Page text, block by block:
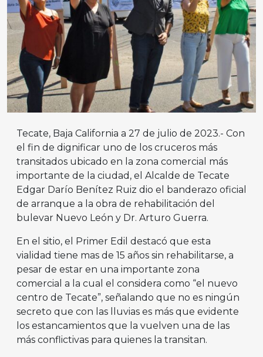
Tecate, Baja California a 27 de julio de 2023.- Con
el fin de dignificar uno de los cruceros más
transitados ubicado en la zona comercial más
importante de la ciudad, el Alcalde de Tecate
Edgar Darío Benítez Ruiz dio el banderazo oficial
de arranque a la obra de rehabilitación del
bulevar Nuevo León y Dr. Arturo Guerra.
En el sitio, el Primer Edil destacó que esta
vialidad tiene mas de 15 años sin rehabilitarse, a
pesar de estar en una importante zona
comercial a la cual el considera como “el nuevo
centro de Tecate”, señalando que no es ningún
secreto que con las lluvias es más que evidente
los estancamientos que la vuelven una de las
más conflictivas para quienes la transitan.